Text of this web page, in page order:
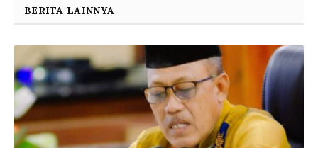
BERITA LAINNYA